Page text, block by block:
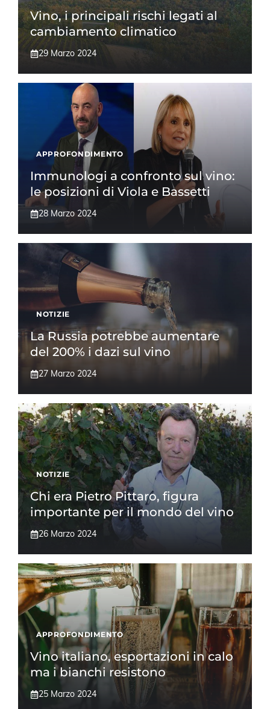
Vino, i principali rischi legati al
cambiamento climatico
29 Marzo 2024
APPROFONDIMENTO
Immunologi a confronto sul vino:
le posizioni di Viola e Bassetti
28 Marzo 2024
NOTIZIE
La Russia potrebbe aumentare
del 200% i dazi sul vino
27 Marzo 2024
NOTIZIE
Chi era Pietro Pittaro, figura
importante per il mondo del vino
26 Marzo 2024
APPROFONDIMENTO
Vino italiano, esportazioni in calo
ma i bianchi resistono
25 Marzo 2024